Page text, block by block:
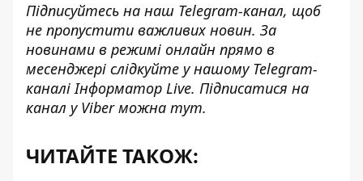
Підписуйтесь на наш Telegram-канал, щоб
не пропустити важливих новин. За
новинами в режимі онлайн прямо в
месенджері слідкуйте у нашому Telegram-
каналіІнформатор Live. Підписатися на
канал у Viber можна тут.
ЧИТАЙТЕ ТАКОЖ: